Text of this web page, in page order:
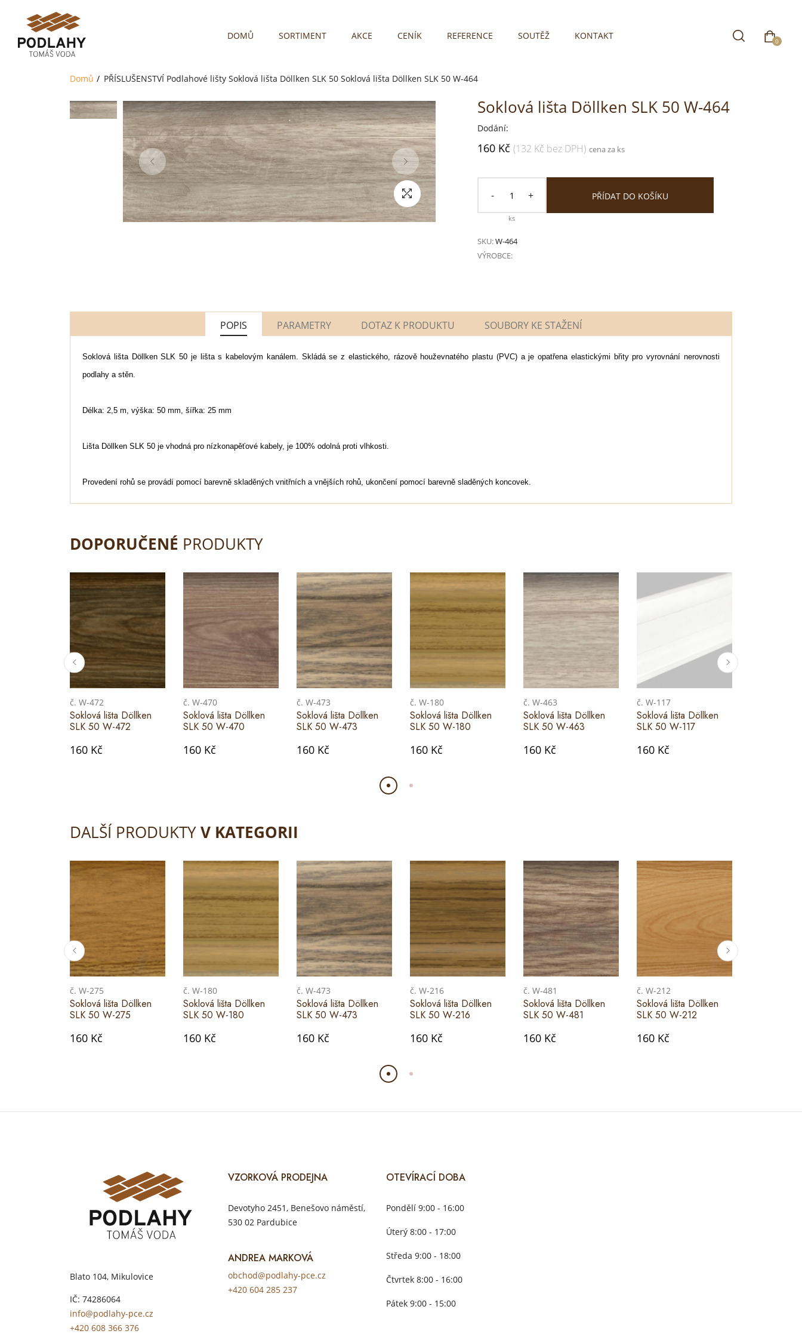
DOMŮ SORTIMENT AKCE CENÍK REFERENCE SOUTĚŽ KONTAKT 0
Domů PŘÍSLUŠENSTVÍ Podlahové lišty Soklová lišta Döllken SLK 50 Soklová lišta Döllken SLK 50 W-464
Soklová lišta Döllken SLK 50 W-464
Dodání:
160 Kč (132 Kč bez DPH) cena za ks
- +
ks
PŘÍDAT DO KOŠÍKU
SKU:W-464
VÝROBCE:
POPIS PARAMETRY DOTAZ K PRODUKTU SOUBORY KE STAŽENÍ
Soklová lišta Döllken SLK 50 je lišta s kabelovým kanálem. Skládá se z elastického, rázově houževnatého plastu (PVC) a je opatřena elastickými břity pro vyrovnání nerovnosti
podlahy a stěn.
Délka: 2,5 m, výška: 50 mm, šířka: 25 mm
Lišta Döllken SLK 50 je vhodná pro nízkonapěťové kabely, je 100% odolná proti vlhkosti.
Provedení rohů se provádí pomocí barevně skladěných vnitřních a vnějších rohů, ukončení pomocí barevně sladěných koncovek.
DOPORUČENÉ PRODUKTY
č. W-472
Soklová lišta Döllken
SLK 50 W-472
160 Kč
č. W-470
Soklová lišta Döllken
SLK 50 W-470
160 Kč
č. W-473
Soklová lišta Döllken
SLK 50 W-473
160 Kč
č. W-180
Soklová lišta Döllken
SLK 50 W-180
160 Kč
č. W-463
Soklová lišta Döllken
SLK 50 W-463
160 Kč
č. W-117
Soklová lišta Döllken
SLK 50 W-117
160 Kč
DALŠÍ PRODUKTYV KATEGORII
č. W-275
Soklová lišta Döllken
SLK 50 W-275
160 Kč
č. W-180
Soklová lišta Döllken
SLK 50 W-180
160 Kč
č. W-473
Soklová lišta Döllken
SLK 50 W-473
160 Kč
č. W-216
Soklová lišta Döllken
SLK 50 W-216
160 Kč
č. W-481
Soklová lišta Döllken
SLK 50 W-481
160 Kč
č. W-212
Soklová lišta Döllken
SLK 50 W-212
160 Kč
Blato 104, Mikulovice
IČ: 74286064
info@podlahy-pce.cz
+420 608 366 376
VZORKOVÁ PRODEJNA
Devotyho 2451, Benešovo náměstí,
530 02 Pardubice
ANDREA MARKOVÁ
obchod@podlahy-pce.cz
+420 604 285 237
OTEVÍRACÍ DOBA
Pondělí 9:00 - 16:00
Úterý 8:00 - 17:00
Středa 9:00 - 18:00
Čtvrtek 8:00 - 16:00
Pátek 9:00 - 15:00